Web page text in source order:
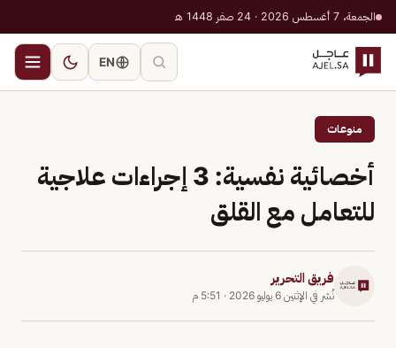
الجمعة، 7 أغسطس 2026 · 24 صفر 1448 هـ
EN
منوعات
أخصائية نفسية: 3 إجراءات علاجية
للتعامل مع القلق
فريق التحرير
نُشر في الإثنين 6 يوليو 2026 · 5:51 م